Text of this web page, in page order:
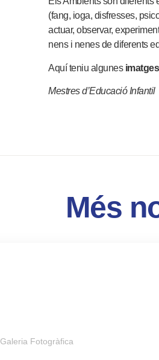
(fang, ioga, disfresses,
actuar, observar,
nens i nenes de diferents
Aquí teniu algunes imatges
Mestres d’Educació Infantil
Més
Galeria Fotogràfica